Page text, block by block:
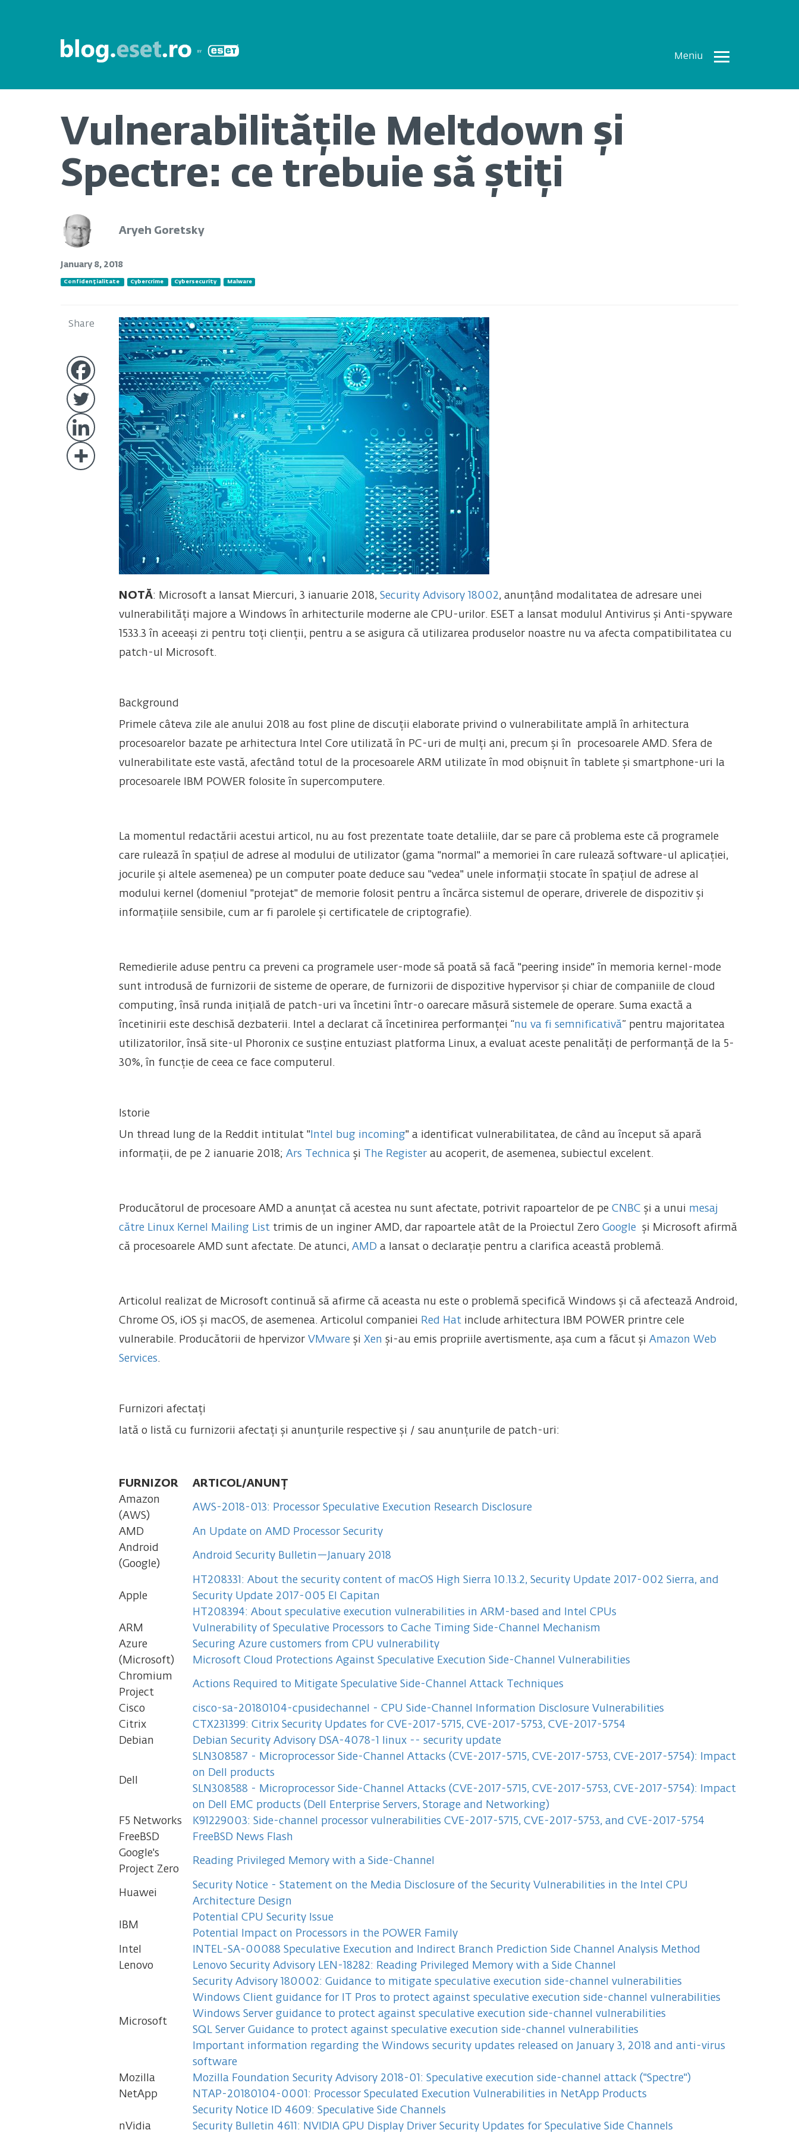
Meniu
Toate
Vulnerabilitățile Meltdown și
Spectre: ce trebuie să știți
Aryeh Goretsky
January 8, 2018
Confidențialitate Cybercrime Cybersecurity Malware
Share
NOTĂ: Microsoft a lansat Miercuri, 3 ianuarie 2018, Security Advisory 18002, anunțând modalitatea de adresare unei
vulnerabilități majore a Windows în arhitecturile moderne ale CPU-urilor. ESET a lansat modulul Antivirus și Anti-spyware
1533.3 în aceeași zi pentru toți clienții, pentru a se asigura că utilizarea produselor noastre nu va afecta compatibilitatea cu
patch-ul Microsoft.
Background
Primele câteva zile ale anului 2018 au fost pline de discuții elaborate privind o vulnerabilitate amplă în arhitectura
procesoarelor bazate pe arhitectura Intel Core utilizată în PC-uri de mulți ani, precum și în procesoarele AMD. Sfera de
vulnerabilitate este vastă, afectând totul de la procesoarele ARM utilizate în mod obișnuit în tablete și smartphone-uri la
procesoarele IBM POWER folosite în supercomputere.
La momentul redactării acestui articol, nu au fost prezentate toate detaliile, dar se pare că problema este că programele
care rulează în spațiul de adrese al modului de utilizator (gama "normal" a memoriei în care rulează software-ul aplicației,
jocurile și altele asemenea) pe un computer poate deduce sau "vedea" unele informații stocate în spațiul de adrese al
modului kernel (domeniul "protejat" de memorie folosit pentru a încărca sistemul de operare, driverele de dispozitiv și
informațiile sensibile, cum ar fi parolele și certificatele de criptografie).
Remedierile aduse pentru ca preveni ca programele user-mode să poată să facă "peering inside" în memoria kernel-mode
sunt introdusă de furnizorii de sisteme de operare, de furnizorii de dispozitive hypervisor și chiar de companiile de cloud
computing, însă runda inițială de patch-uri va încetini într-o oarecare măsură sistemele de operare. Suma exactă a
încetinirii este deschisă dezbaterii. Intel a declarat că încetinirea performanței “nu va fi semnificativă” pentru majoritatea
utilizatorilor, însă site-ul Phoronix ce susține entuziast platforma Linux, a evaluat aceste penalități de performanță de la 5-
30%, în funcție de ceea ce face computerul.
Istorie
Un thread lung de la Reddit intitulat "Intel bug incoming" a identificat vulnerabilitatea, de când au început să apară
informații, de pe 2 ianuarie 2018; Ars Technicași The Registerau acoperit, de asemenea, subiectul excelent.
Producătorul de procesoare AMD a anunțat că acestea nu sunt afectate, potrivit rapoartelor de pe CNBC și a unui mesaj
către Linux Kernel Mailing Listtrimis de un inginer AMD, dar rapoartele atât de la Proiectul Zero Googleși Microsoft afirmă
că procesoarele AMD sunt afectate. De atunci, AMD a lansat o declarație pentru a clarifica această problemă.
Articolul realizat de Microsoft continuă să afirme că aceasta nu este o problemă specifică Windows și că afectează Android,
Chrome OS, iOS și macOS, de asemenea. Articolul companiei Red Hatinclude arhitectura IBM POWER printre cele
vulnerabile. Producătorii de hpervizor VMwareși Xen și-au emis propriile avertismente, așa cum a făcut și Amazon Web
Services.
Furnizori afectați
Iată o listă cu furnizorii afectați și anunțurile respective și / sau anunțurile de patch-uri:
FURNIZOR
ARTICOL/ANUNȚ
Amazon
(AWS)
AWS-2018-013: Processor Speculative Execution Research Disclosure
AMD
An Update on AMD Processor Security
Android
(Google)
Android Security Bulletin—January 2018
Apple
HT208331: About the security content of macOS High Sierra 10.13.2, Security Update 2017-002 Sierra, and
Security Update 2017-005 El Capitan
HT208394: About speculative execution vulnerabilities in ARM-based and Intel CPUs
ARM
Vulnerability of Speculative Processors to Cache Timing Side-Channel Mechanism
Azure
(Microsoft)
Securing Azure customers from CPU vulnerability
Microsoft Cloud Protections Against Speculative Execution Side-Channel Vulnerabilities
Chromium
Project
Actions Required to Mitigate Speculative Side-Channel Attack Techniques
Cisco
cisco-sa-20180104-cpusidechannel - CPU Side-Channel Information Disclosure Vulnerabilities
Citrix
CTX231399: Citrix Security Updates for CVE-2017-5715, CVE-2017-5753, CVE-2017-5754
Debian
Debian Security Advisory DSA-4078-1 linux -- security update
Dell
SLN308587 - Microprocessor Side-Channel Attacks (CVE-2017-5715, CVE-2017-5753, CVE-2017-5754): Impact
on Dell products
SLN308588 - Microprocessor Side-Channel Attacks (CVE-2017-5715, CVE-2017-5753, CVE-2017-5754): Impact
on Dell EMC products (Dell Enterprise Servers, Storage and Networking)
F5 Networks
K91229003: Side-channel processor vulnerabilities CVE-2017-5715, CVE-2017-5753, and CVE-2017-5754
FreeBSD
FreeBSD News Flash
Google's
Project Zero
Reading Privileged Memory with a Side-Channel
Huawei
Security Notice - Statement on the Media Disclosure of the Security Vulnerabilities in the Intel CPU
Architecture Design
IBM
Potential CPU Security Issue
Potential Impact on Processors in the POWER Family
Intel
INTEL-SA-00088 Speculative Execution and Indirect Branch Prediction Side Channel Analysis Method
Lenovo
Lenovo Security Advisory LEN-18282: Reading Privileged Memory with a Side Channel
Microsoft
Security Advisory 180002: Guidance to mitigate speculative execution side-channel vulnerabilities
Windows Client guidance for IT Pros to protect against speculative execution side-channel vulnerabilities
Windows Server guidance to protect against speculative execution side-channel vulnerabilities
SQL Server Guidance to protect against speculative execution side-channel vulnerabilities
Important information regarding the Windows security updates released on January 3, 2018 and anti-virus
software
Mozilla
Mozilla Foundation Security Advisory 2018-01: Speculative execution side-channel attack ("Spectre")
NetApp
NTAP-20180104-0001: Processor Speculated Execution Vulnerabilities in NetApp Products
nVidia
Security Notice ID 4609: Speculative Side Channels
Security Bulletin 4611: NVIDIA GPU Display Driver Security Updates for Speculative Side Channels